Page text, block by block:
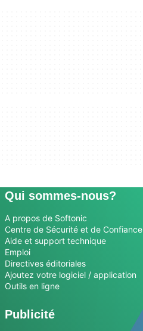
Qui sommes-nous?
A propos de Softonic
Centre de Sécurité et de Confiance
Aide et support technique
Emploi
Directives éditoriales
Ajoutez votre logiciel / application
Outils en ligne
Publicité